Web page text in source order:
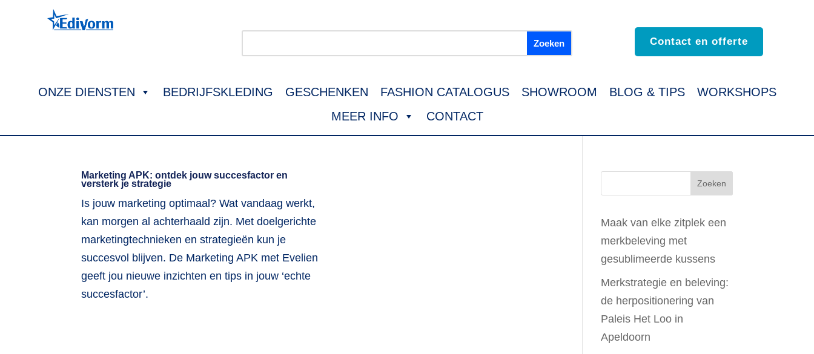
Contact en offerte
ONZE DIENSTEN BEDRIJFSKLEDING GESCHENKEN FASHION CATALOGUS SHOWROOM BLOG & TIPS
WORKSHOPS
MEER INFO
CONTACT
Marketing APK: ontdek jouw succesfactor en
versterk je strategie
Is jouw marketing optimaal? Wat vandaag werkt,
kan morgen al achterhaald zijn. Met doelgerichte
marketingtechnieken en strategieën kun je
succesvol blijven. De Marketing APK met Evelien
geeft jou nieuwe inzichten en tips in jouw ‘echte
succesfactor’.
Maak van elke zitplek een
merkbeleving met
gesublimeerde kussens
Merkstrategie en beleving:
de herpositionering van
Paleis Het Loo in
Apeldoorn